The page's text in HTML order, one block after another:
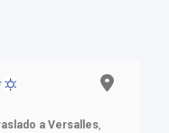
a Versalles